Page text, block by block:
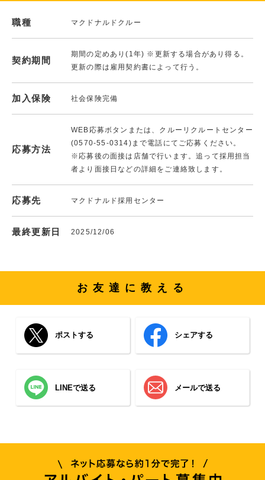
職種 マクドナルドクルー
契約期間
期間の定めあり(1年) ※更新する場合があり得る。
更新の際は雇用契約書によって行う。
加入保険 社会保険完備
応募方法
WEB応募ボタンまたは、クルーリクルートセンター
(0570-55-0314)まで電話にてご応募ください。
※応募後の面接は店舗で行います。追って採用担当
者より面接日などの詳細をご連絡致します。
応募先 マクドナルド採用センター
最終更新日 2025/12/06
お友達に教える
ポストする シェアする
LINEで送る メールで送る